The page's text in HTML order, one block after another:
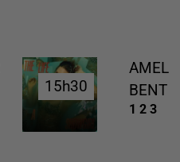
15h30
15h30
AMEL
BENT
1 2 3